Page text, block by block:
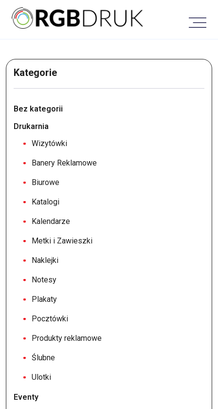
content
Kategorie
Bez kategorii
Drukarnia
Wizytówki
Banery Reklamowe
Biurowe
Katalogi
Kalendarze
Metki i Zawieszki
Naklejki
Notesy
Plakaty
Pocztówki
Produkty reklamowe
Ślubne
Ulotki
Eventy